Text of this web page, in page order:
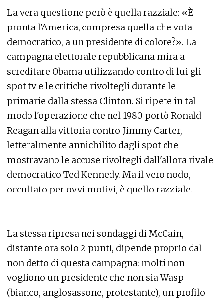
La vera questione però è quella razziale: «È
pronta l'America, compresa quella che vota
democratico, a un presidente di colore?». La
campagna elettorale repubblicana mira a
screditare Obama utilizzando contro di lui gli
spot tv e le critiche rivoltegli durante le
primarie dalla stessa Clinton. Si ripete in tal
modo l'operazione che nel 1980 portò Ronald
Reagan alla vittoria contro Jimmy Carter,
letteralmente annichilito dagli spot che
mostravano le accuse rivoltegli dall'allora rivale
democratico Ted Kennedy. Ma il vero nodo,
occultato per ovvi motivi, è quello razziale.
La stessa ripresa nei sondaggi di McCain,
distante ora solo 2 punti, dipende proprio dal
non detto di questa campagna: molti non
vogliono un presidente che non sia Wasp
(bianco, anglosassone, protestante), un profilo